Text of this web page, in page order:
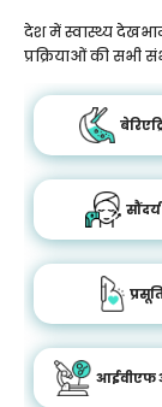
देश में स्वास्थ्य
प्रक्रियाओं की सभी
आईवीएफ